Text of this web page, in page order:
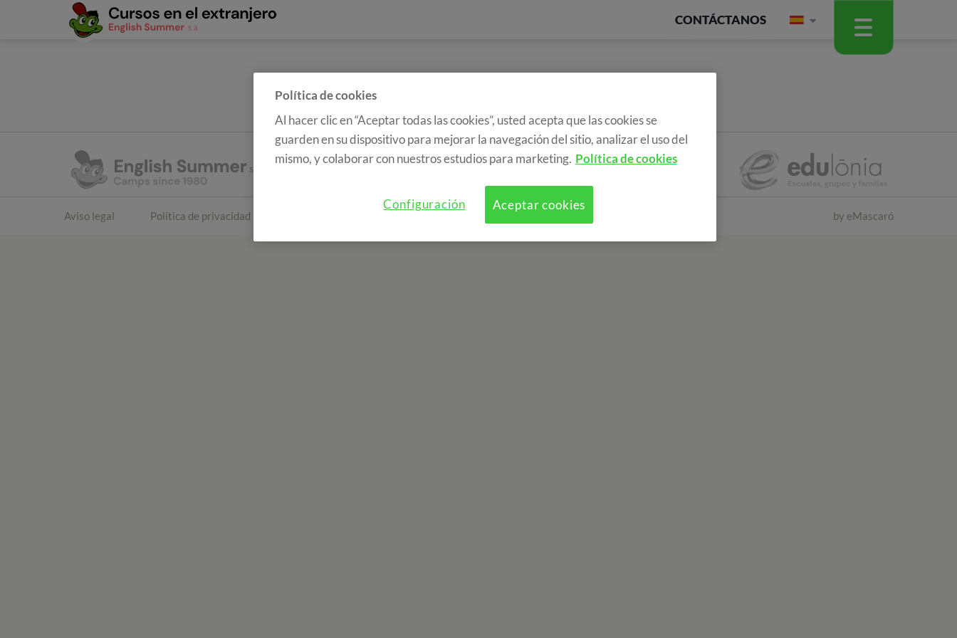
CONTÁCTANOS
Aviso legal Política de privacidad by eMascaró
Política de cookies
Al hacer clic en “Aceptar todas las cookies”, usted acepta que las cookies se
guarden en su dispositivo para mejorar la navegación del sitio, analizar el uso del
mismo, y colaborar con nuestros estudios para marketing. Política de cookies
Aceptar cookies
Configuración